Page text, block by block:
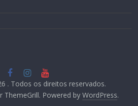
. Todos os direitos reservados.
ThemeGrill. Powered byWordPress.